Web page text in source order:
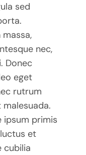
£10.00
à
£30.00
sed
nec,
Donec
eget
rutrum
ipsum primis
et
cubilia